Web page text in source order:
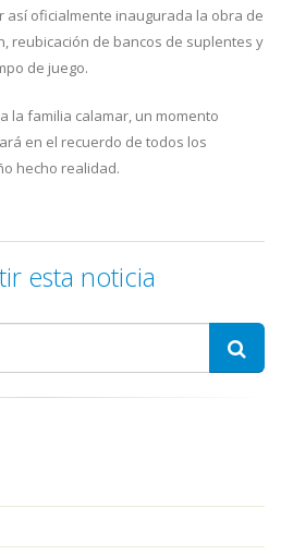
así oficialmente inaugurada la obra de
reubicación de bancos de suplentes y
de juego.
la familia calamar, un momento
en el recuerdo de todos los
hecho realidad.
esta noticia